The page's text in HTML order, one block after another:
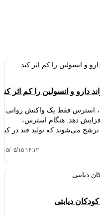
و انسولین را کم‌ اثر کند
از همشهری، استرس فقط یک واکنش روانی
دهد. هنگام استرس،
می‌شوند که تولید قند در کبد
۱۴۰۵/۰۵/۱۵
دیابتی